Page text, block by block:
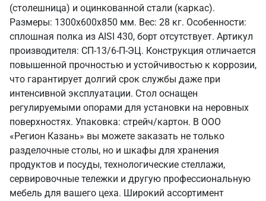
(столешница) и оцинкованной стали (каркас).
Размеры: 1300x600x850 мм. Вес: 28 кг. Особенности:
сплошная полка из AISI 430, борт отсутствует. Артикул
производителя: СП-13/6-П-ЭЦ. Конструкция отличается
повышенной прочностью и устойчивостью к коррозии,
что гарантирует долгий срок службы даже при
интенсивной эксплуатации. Стол оснащен
регулируемыми опорами для установки на неровных
поверхностях. Упаковка: стрейч/картон. В ООО
«Регион Казань» вы можете заказать не только
разделочные столы, но и шкафы для хранения
продуктов и посуды, технологические стеллажи,
сервировочные тележки и другую профессиональную
мебель для вашего цеха. Широкий ассортимент